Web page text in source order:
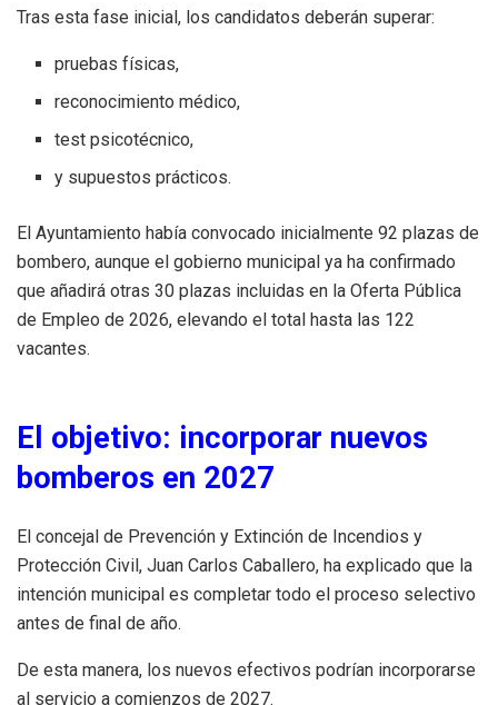
Tras esta fase inicial, los candidatos deberán superar:
pruebas físicas,
reconocimiento médico,
test psicotécnico,
y supuestos prácticos.
El Ayuntamiento había convocado inicialmente 92 plazas de
bombero, aunque el gobierno municipal ya ha confirmado
que añadirá otras 30 plazas incluidas en la Oferta Pública
de Empleo de 2026, elevando el total hasta las 122
vacantes.
El objetivo: incorporar nuevos
bomberos en 2027
El concejal de Prevención y Extinción de Incendios y
Protección Civil, Juan Carlos Caballero, ha explicado que la
intención municipal es completar todo el proceso selectivo
antes de final de año.
De esta manera, los nuevos efectivos podrían incorporarse
al servicio a comienzos de 2027.